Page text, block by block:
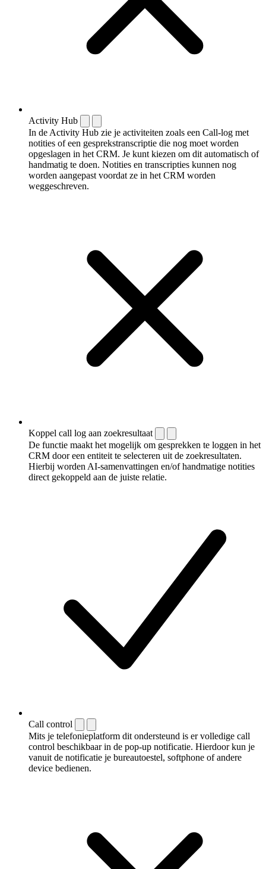
Activity Hub
In de Activity Hub zie je activiteiten zoals een Call-log met
notities of een gespreks­transcriptie die nog moet worden
opgeslagen in het CRM. Je kunt kiezen om dit automatisch of
handmatig te doen. Notities en transcripties kunnen nog
worden aangepast voordat ze in het CRM worden
weggeschreven.
Koppel call log aan zoekresultaat
De functie maakt het mogelijk om gesprekken te loggen in het
CRM door een entiteit te selecteren uit de zoekresultaten.
Hierbij worden AI-samenvattingen en/of handmatige notities
direct gekoppeld aan de juiste relatie.
Call control
Mits je telefonieplatform dit ondersteund is er volledige call
control beschikbaar in de pop-up notificatie. Hierdoor kun je
vanuit de notificatie je bureautoestel, softphone of andere
device bedienen.